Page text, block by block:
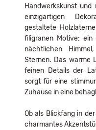
Handwerkskunst
einzigartigen
gestaltete
filigranen Motive:
nächtlichen
Sternen. Das warme
feinen Details der
sorgt für eine
Zuhause in eine
Ob als Blickfang in
charmantes